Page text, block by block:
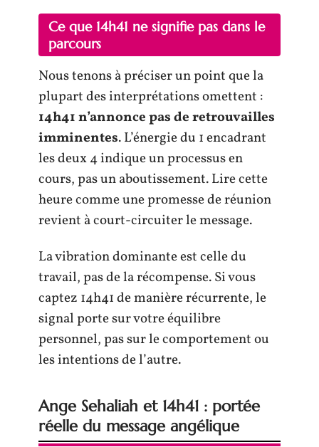
Ce que 14h41 ne signifie pas dans le
parcours
Nous tenons à préciser un point que la
plupart des interprétations omettent :
14h41 n’annonce pas de retrouvailles
imminentes. L’énergie du 1 encadrant
les deux 4 indique un processus en
cours, pas un aboutissement. Lire cette
heure comme une promesse de réunion
revient à court-circuiter le message.
La vibration dominante est celle du
travail, pas de la récompense. Si vous
captez 14h41 de manière récurrente, le
signal porte sur votre équilibre
personnel, pas sur le comportement ou
les intentions de l’autre.
Ange Sehaliah et 14h41 : portée
réelle du message angélique